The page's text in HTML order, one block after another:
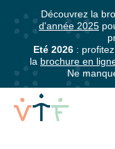
Découvrez la
d'année 2025
Eté 2026 : profitez
la brochure en
Ne
Nous
fiers de faire
partie des
labellisés en
Grille
tarifaire
Pension
Abonnez-
vous
à
notre